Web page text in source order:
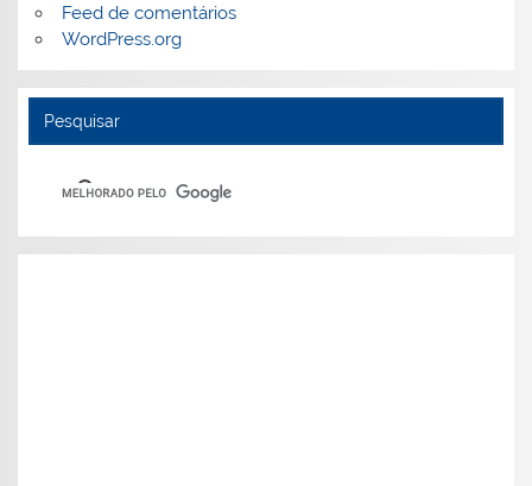
Feed de comentários
WordPress.org
Pesquisar